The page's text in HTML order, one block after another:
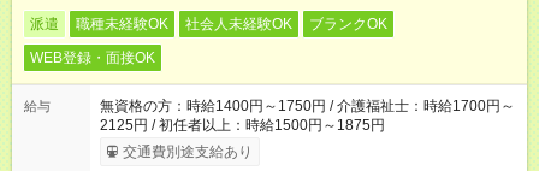
派遣 職種未経験OK 社会人未経験OK
ブランクOK
WEB登録・面接OK
給与
無資格の方：時給1400円～1750円 / 介護福祉士：時給1700円～
2125円 / 初任者以上：時給1500円～1875円
交通費別途支給あり